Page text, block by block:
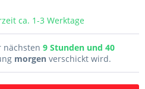
ca. 1-3 Werktage
nächsten 9 Stunden und 40
morgen verschickt wird.